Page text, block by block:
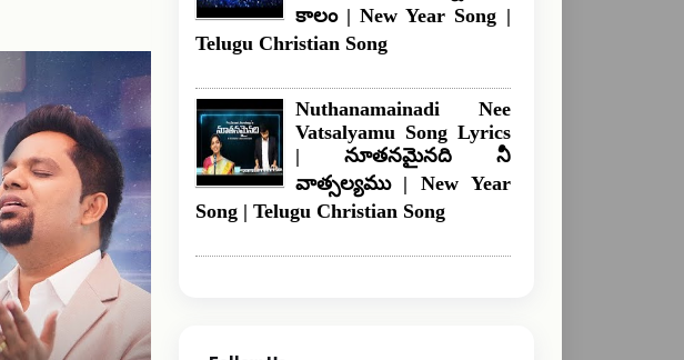
కాలం | New Year Song |
Telugu Christian Song
Nuthanamainadi Nee
Vatsalyamu Song Lyrics
| నూతనమైనది నీ
వాత్సల్యము | New Year
Song | Telugu Christian Song